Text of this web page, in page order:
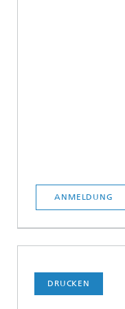
ANMELDUNG
DRUCKEN